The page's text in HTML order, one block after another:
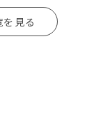
を見る